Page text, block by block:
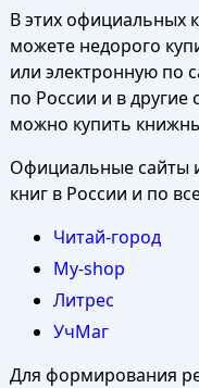
В этих официальных
можете недорого
или электронную по
по России и в другие
можно купить
Официальные сайты
книг в России и по
Читай-город
My-shop
Литрес
УчМаг
Для формирования